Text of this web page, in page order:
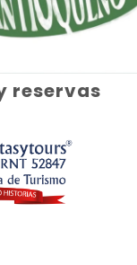
reservas